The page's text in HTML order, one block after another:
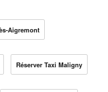
Aigremont
Réserver Taxi Maligny